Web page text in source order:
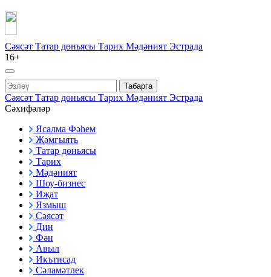
Сәясәт Татар дөньясы Тарих Мәдәният Эстрада
16+
Табарга
Сәясәт Татар дөньясы Тарих Мәдәният Эстрада
Сәхифәләр
Ясалма Фәһем
Җәмгыять
Татар дөньясы
Тарих
Мәдәният
Шоу-бизнес
Иҗат
Язмыш
Сәясәт
Дин
Фән
Авыл
Икътисад
Сәламәтлек